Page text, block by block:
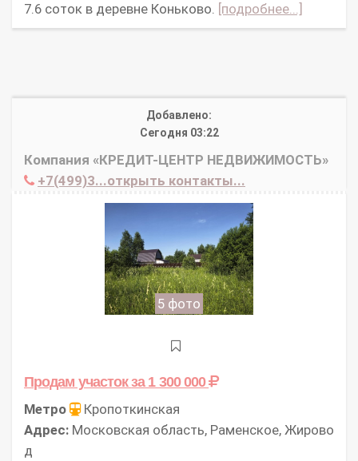
7.6 соток в деревне Коньково. [подробнее...]
Добавлено:
Сегодня 03:22
Компания «КРЕДИТ-ЦЕНТР НЕДВИЖИМОСТЬ»
+7(499)3...открыть контакты...
5 фото
Продам участокза 1 300 000
Метро
Кропоткинская
Адрес: Московская область, Раменское, Жирово
д